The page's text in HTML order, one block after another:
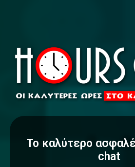
To καλύτερο ασφαλέ
chat